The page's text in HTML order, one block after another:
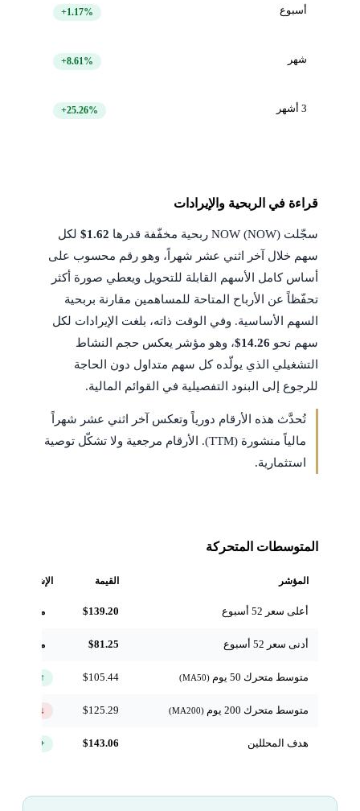
أسبوع +1.17%
شهر +8.61%
3 أشهر +25.26%
قراءة في الربحية والإيرادات
سجّلت NOW (NOW) ربحية مخفّفة قدرها $1.62لكل
سهم خلال آخر اثني عشر شهراً، وهو رقم محسوب على
أساس كامل الأسهم القابلة للتحويل ويعطي صورة أكثر
تحفّظاً عن الأرباح المتاحة للمساهمين مقارنة بربحية
السهم الأساسية. وفي الوقت ذاته، بلغت الإيرادات لكل
سهم نحو $14.26، وهو مؤشر يعكس حجم النشاط
التشغيلي الذي يولّده كل سهم متداول دون الحاجة
للرجوع إلى البنود التفصيلية في القوائم المالية.
تُحدَّث هذه الأرقام دورياً وتعكس آخر اثني عشر شهراً
مالياً منشورة (TTM). الأرقام مرجعية ولا تشكّل توصية
استثمارية.
المتوسطات المتحركة
المؤشر القيمة الإشارة
أعلى سعر 52 أسبوع $139.20 مرجعي
أدنى سعر 52 أسبوع $81.25 مرجعي
متوسط متحرك 50 يوم $105.44 ↑ فوق
متوسط متحرك 200 يوم $125.29 ↓ تحت
هدف المحللين $143.06
+22.1%